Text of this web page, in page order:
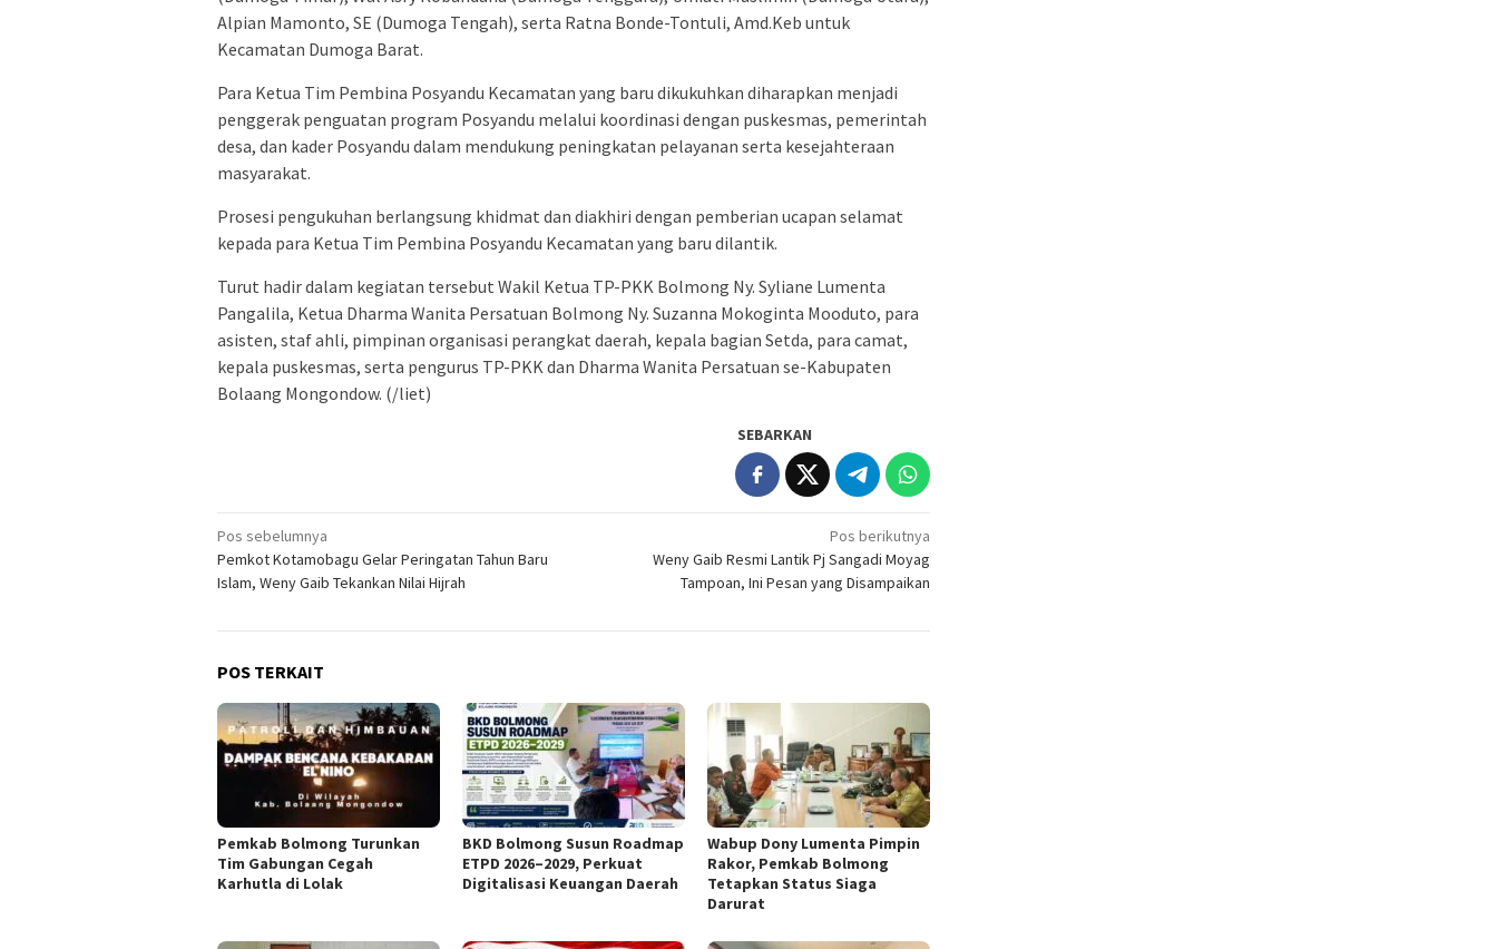
Alpian Mamonto, SE (Dumoga Tengah), serta Ratna Bonde-Tontuli, Amd.Keb untuk
Kecamatan Dumoga Barat.
Para Ketua Tim Pembina Posyandu Kecamatan yang baru dikukuhkan diharapkan menjadi
penggerak penguatan program Posyandu melalui koordinasi dengan puskesmas, pemerintah
desa, dan kader Posyandu dalam mendukung peningkatan pelayanan serta kesejahteraan
masyarakat.
Prosesi pengukuhan berlangsung khidmat dan diakhiri dengan pemberian ucapan selamat
kepada para Ketua Tim Pembina Posyandu Kecamatan yang baru dilantik.
Turut hadir dalam kegiatan tersebut Wakil Ketua TP-PKK Bolmong Ny. Syliane Lumenta
Pangalila, Ketua Dharma Wanita Persatuan Bolmong Ny. Suzanna Mokoginta Mooduto, para
asisten, staf ahli, pimpinan organisasi perangkat daerah, kepala bagian Setda, para camat,
kepala puskesmas, serta pengurus TP-PKK dan Dharma Wanita Persatuan se-Kabupaten
Bolaang Mongondow. (/liet)
SEBARKAN
Navigasi
pos
Pos sebelumnya
Pemkot Kotamobagu Gelar Peringatan Tahun Baru
Islam, Weny Gaib Tekankan Nilai Hijrah
Pos berikutnya
Weny Gaib Resmi Lantik Pj Sangadi Moyag
Tampoan, Ini Pesan yang Disampaikan
POS TERKAIT
Pemkab Bolmong Turunkan
Tim Gabungan Cegah
Karhutla di Lolak
BKD Bolmong Susun Roadmap
ETPD 2026–2029, Perkuat
Digitalisasi Keuangan Daerah
Wabup Dony Lumenta Pimpin
Rakor, Pemkab Bolmong
Tetapkan Status Siaga
Darurat